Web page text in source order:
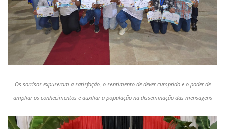
Os sorrisos expuseram a satisfação, o sentimento de dever cumprido e o poder de
ampliar os conhecimentos e auxiliar a população na disseminação das mensagens